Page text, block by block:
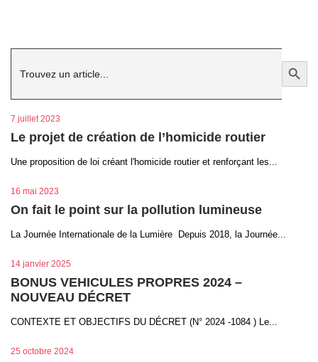
Search
Search Button
7 juillet 2023
Le projet de création de l’homicide routier
Une proposition de loi créant l'homicide routier et renforçant les...
16 mai 2023
On fait le point sur la pollution lumineuse
La Journée Internationale de la Lumière Depuis 2018, la Journée...
14 janvier 2025
BONUS VEHICULES PROPRES 2024 –
NOUVEAU DÉCRET
CONTEXTE ET OBJECTIFS DU DÉCRET (N° 2024 -1084 ) Le...
25 octobre 2024